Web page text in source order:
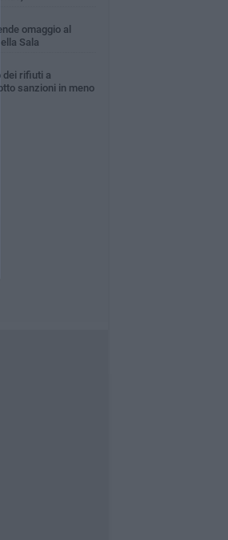
omaggio al
Sala
dei rifiuti a
sanzioni in meno